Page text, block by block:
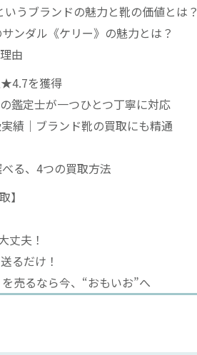
うブランドの魅力と靴の価値とは？
ンダル《ケリー》の魅力とは？
由
を獲得
鑑定士が一つひとつ丁寧に対応
績｜ブランド靴の買取にも精通
る、4つの買取方法
】
丈夫！
るだけ！
売るなら今、“おもいお”へ